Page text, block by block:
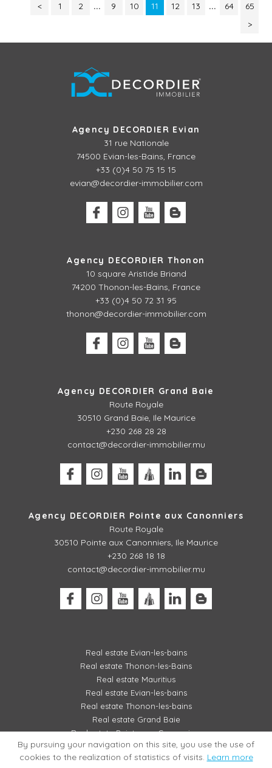
< 1 2 ... 9 10 11 12 13 ... 64
65
>
Agency DECORDIER Evian
31 rue Nationale
74500 Evian-les-Bains, France
+33 (0)4 50 75 15 15
evian@decordier-immobilier.com
Agency DECORDIER Thonon
10 square Aristide Briand
74200 Thonon-les-Bains, France
+33 (0)4 50 72 31 95
thonon@decordier-immobilier.com
Agency DECORDIER Grand Baie
Route Royale
30510 Grand Baie, Ile Maurice
+230 268 28 28
contact@decordier-immobilier.mu
Agency DECORDIER Pointe aux Canonniers
Route Royale
30510 Pointe aux Canonniers, Ile Maurice
+230 268 18 18
contact@decordier-immobilier.mu
Real estate Evian-les-bains
Real estate Thonon-les-Bains
Real estate Mauritius
Real estate Evian-les-bains
Real estate Thonon-les-bains
Real estate Grand Baie
Real estate Pointe aux Canonniers
By pursuing your navigation on this site, you use the use of
cookies to the realization of statistics of visits. Learn more